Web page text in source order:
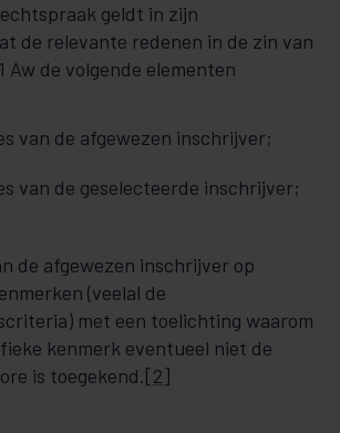
geldt in zijn
de relevante redenen in de zin van
Aw de volgende elementen
van de afgewezen inschrijver;
van de geselecteerde inschrijver;
de afgewezen inschrijver op
(veelal de
met een toelichting waarom
kenmerk eventueel niet de
is toegekend.[2]